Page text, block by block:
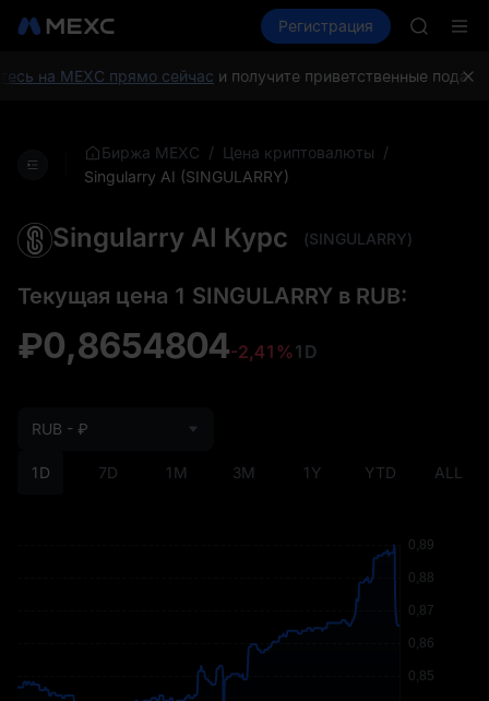
Рынки Спот Фьючерсы
Регистрация
SKYAI
SPCX
на MEXC прямо сейчаси получите приветственные
Биржа MEXC / Цена криптовалюты /
Singularry AI (SINGULARRY)
Singularry AI Курс (SINGULARRY)
Текущая цена 1 SINGULARRY в RUB:
₽0,8654804-2,41%1D
1D 7D 1M 3M 1Y YTD ALL
RUB - ₽